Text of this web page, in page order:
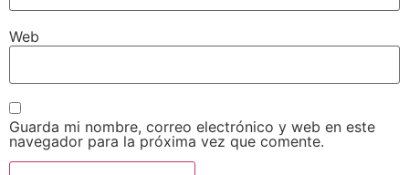
Web
Guarda mi nombre, correo electrónico y web en este
navegador para la próxima vez que comente.